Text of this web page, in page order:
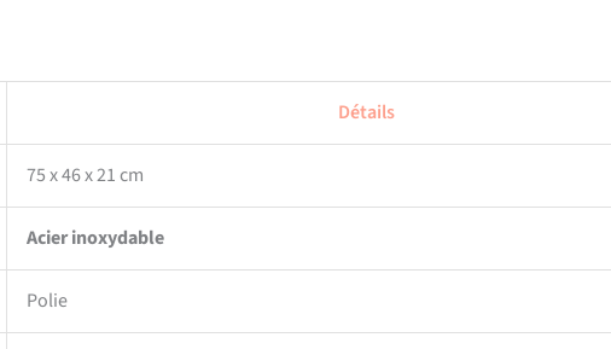
Détails
75 x 46 x 21 cm
Acier inoxydable
Polie